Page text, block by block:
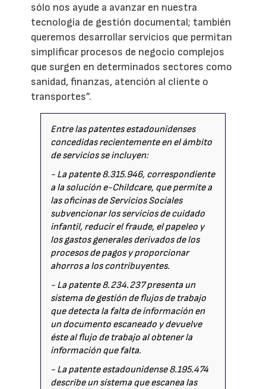
sólo nos ayude a avanzar en nuestra
tecnología de gestión documental; también
queremos desarrollar servicios que permitan
simplificar procesos de negocio complejos
que surgen en determinados sectores como
sanidad, finanzas, atención al cliente o
transportes”.
Entre las patentes estadounidenses
concedidas recientemente en el ámbito
de servicios se incluyen:
- La patente 8.315.946, correspondiente
a la solución e-Childcare, que permite a
las oficinas de Servicios Sociales
subvencionar los servicios de cuidado
infantil, reducir el fraude, el papeleo y
los gastos generales derivados de los
procesos de pagos y proporcionar
ahorros a los contribuyentes.
- La patente 8.234.237 presenta un
sistema de gestión de flujos de trabajo
que detecta la falta de información en
un documento escaneado y devuelve
éste al flujo de trabajo al obtener la
información que falta.
- La patente estadounidense 8.195.474
describe un sistema que escanea las